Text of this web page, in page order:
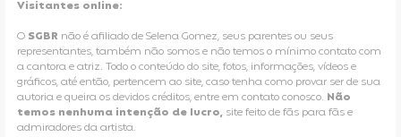
Visitantes online:
O SGBR não é afiliado de Selena Gomez, seus parentes ou seus
representantes, também não somos e não temos o mínimo contato com
a cantora e atriz. Todo o conteúdo do site, fotos, informações, vídeos e
gráficos, até então, pertencem ao site, caso tenha como provar ser de sua
autoria e queira os devidos créditos, entre em contato conosco. Não
temos nenhuma intenção de lucro, site feito de fãs para fãs e
admiradores da artista.